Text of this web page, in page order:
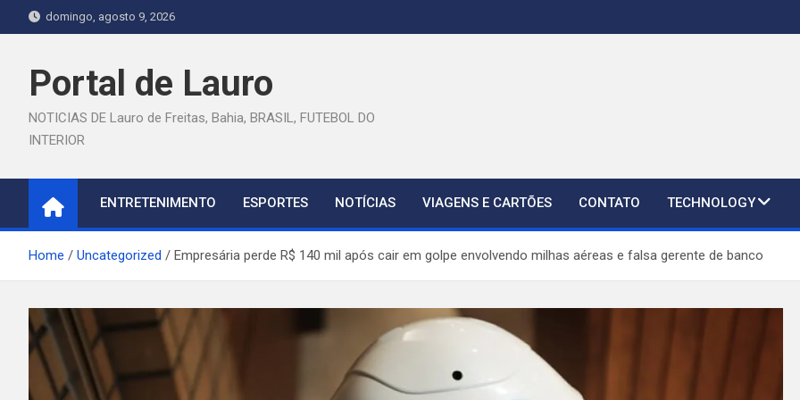
to
domingo, agosto 9, 2026
Portal de Lauro
NOTICIAS DE Lauro de Freitas, Bahia, BRASIL, FUTEBOL DO
INTERIOR
ENTRETENIMENTO ESPORTES NOTÍCIAS VIAGENS E CARTÕES CONTATO TECHNOLOGY
Home Uncategorized Empresária perde R$ 140 mil após cair em golpe envolvendo milhas aéreas e falsa gerente de banco